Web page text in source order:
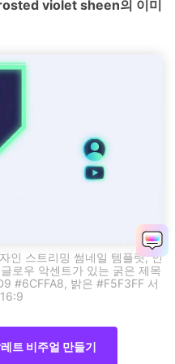
violet sheen의 이미
인 스트리밍 썸네일 템플릿, 인
로우 악센트가 있는 굵은 제목
#6CFFA8, 밝은 #F5F3FF 서
트 비주얼 만들기